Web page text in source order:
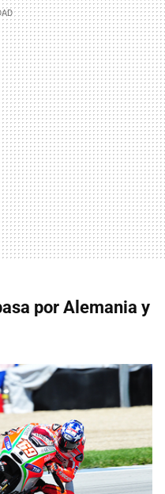
por Alemania y